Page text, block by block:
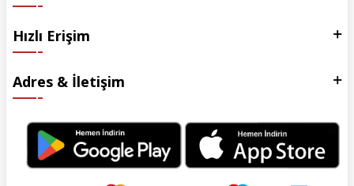
Hızlı Erişim
Adres & İletişim